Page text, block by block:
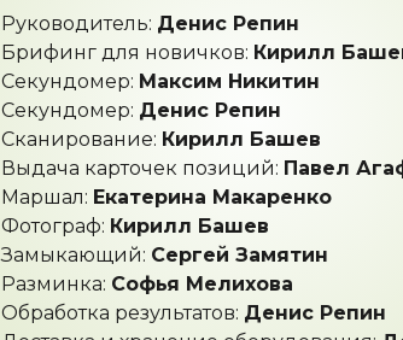
Руководитель: Денис Репин
Брифинг для новичков: Кирилл
Секундомер: Максим Никитин
Секундомер: Денис Репин
Сканирование: Кирилл Башев
Выдача карточек позиций: Павел
Маршал: Екатерина Макаренко
Фотограф: Кирилл Башев
Замыкающий: Сергей Замятин
Разминка: Софья Мелихова
Обработка результатов: Денис Репин